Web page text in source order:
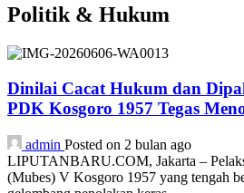
Politik & Hukum
Dinilai Cacat Hukum dan
PDK Kosgoro 1957 Tegas
admin Posted on 2 bulan ago
LIPUTANBARU.COM, Jakarta –
(Mubes) V Kosgoro 1957 yang tengah